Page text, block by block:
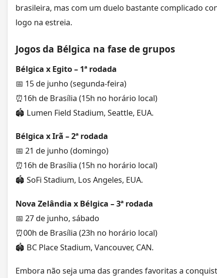
brasileira, mas com um duelo bastante complicado
logo na estreia.
Jogos da Bélgica na fase de grupos
Bélgica x Egito – 1ª rodada
📅 15 de junho (segunda-feira)
⏰16h de Brasília (15h no horário local)
🏟️ Lumen Field Stadium, Seattle, EUA.
Bélgica x Irã – 2ª rodada
📅 21 de junho (domingo)
⏰16h de Brasília (15h no horário local)
🏟️ SoFi Stadium, Los Angeles, EUA.
Nova Zelândia x Bélgica – 3ª rodada
📅 27 de junho, sábado
⏰00h de Brasília (23h no horário local)
🏟️ BC Place Stadium, Vancouver, CAN.
Embora não seja uma das grandes favoritas a